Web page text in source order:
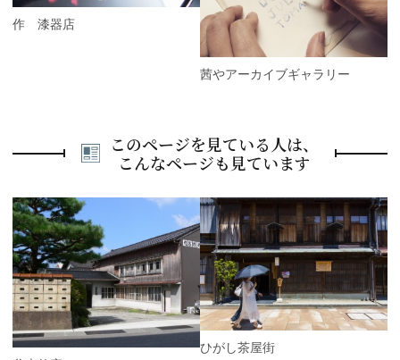
能作 漆器店
茜やアーカイブギャラリー
このページを見ている人は、
こんなページも見ています
P
r
e
v
i
o
u
s
ひがし茶屋街
N
e
x
t